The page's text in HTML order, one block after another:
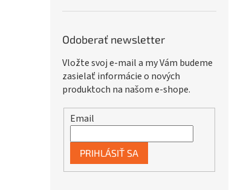
Odoberať newsletter
Vložte svoj e-mail a my Vám budeme
zasielať informácie o nových
produktoch na našom e-shope.
Email
PRIHLÁSIŤ SA